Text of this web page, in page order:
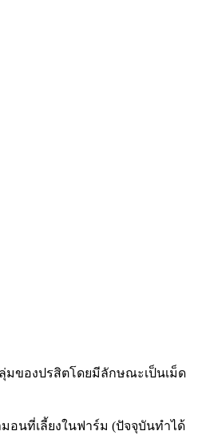
ลุ่มของปรสิตโดยมีลักษณะเป็นเม็ด
อนที่เลี้ยงในฟาร์ม (ปัจจุบันทำได้